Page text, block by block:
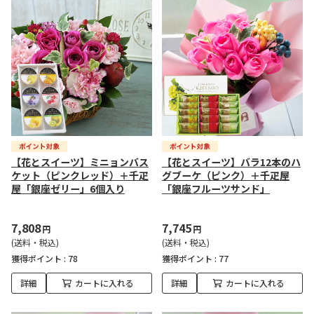
【花とスイーツ】ミニョンバス
ケット（ピンクレッド）＋千疋
屋「銀座ゼリー」6個入り
7,808円
(送料・税込)
獲得ポイント : 78
詳細 カートに入れる
【花とスイーツ】バラ12本のハ
グブーケ（ピンク）＋千疋屋
「銀座フルーツサンド」
7,745円
(送料・税込)
獲得ポイント : 77
詳細 カートに入れる